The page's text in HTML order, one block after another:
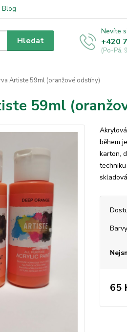
Blog
Hledat
Nevíte
+420
(Po-Pá,
Artiste 59ml (oranžové odstíny)
59ml
během
karton,
65